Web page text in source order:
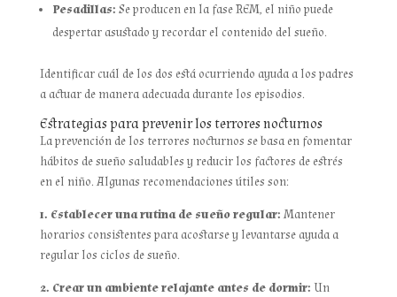
Pesadillas: Se producen en la fase REM, el niño puede
despertar asustado y recordar el contenido del sueño.
Identificar cuál de los dos está ocurriendo ayuda a los padres
a actuar de manera adecuada durante los episodios.
Estrategias para prevenir los terrores nocturnos
La prevención de los terrores nocturnos se basa en fomentar
hábitos de sueño saludables y reducir los factores de estrés
en el niño. Algunas recomendaciones útiles son:
1. Establecer una rutina de sueño regular:Mantener
horarios consistentes para acostarse y levantarse ayuda a
regular los ciclos de sueño.
2. Crear un ambiente relajante antes de dormir: Un